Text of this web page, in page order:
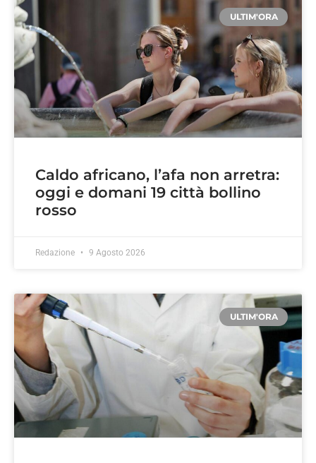
ULTIM'ORA
Caldo africano, l’afa non arretra:
oggi e domani 19 città bollino
rosso
Redazione 9 Agosto 2026
ULTIM'ORA